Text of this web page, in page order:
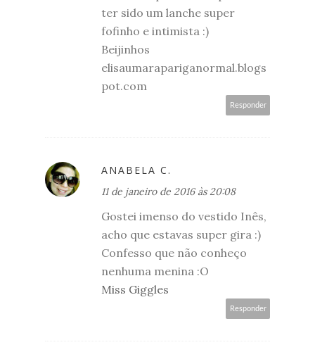
ter sido um lanche super
fofinho e intimista :)
Beijinhos
elisaumarapariganormal.blogs
pot.com
Responder
ANABELA C.
11 de janeiro de 2016 às 20:08
Gostei imenso do vestido Inês,
acho que estavas super gira :)
Confesso que não conheço
nenhuma menina :O
Miss Giggles
Responder